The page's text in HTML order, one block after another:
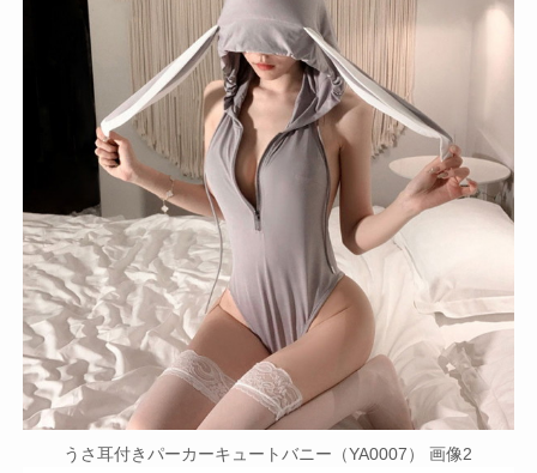
うさ耳付きパーカーキュートバニー（YA0007） 画像2